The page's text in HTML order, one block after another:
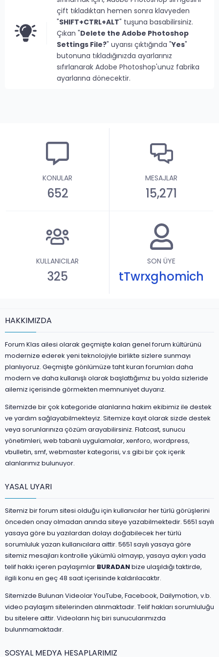
çift tıkladıktan hemen sonra klavyeden
"SHIFT+CTRL+ALT" tuşuna basabilirsiniz.
Çıkan "Delete the Adobe Photoshop
Settings File?" uyarısı çıktığında "Yes"
butonuna tıkladığınızda ayarlarınız
sıfırlanarak Adobe Photoshop'unuz fabrika
ayarlarına dönecektir.
KONULAR
652
MESAJLAR
15,271
KULLANICILAR
325
SON ÜYE
tTwrxghomich
HAKKIMIZDA
Forum Klas ailesi olarak geçmişte kalan genel forum kültürünü
modernize ederek yeni teknolojiyle birlikte sizlere sunmayı
planlıyoruz. Geçmişte gönlümüze taht kuran forumları daha
modern ve daha kullanışlı olarak başlattığımız bu yolda sizleride
ailemiz içerisinde görmekten memnuniyet duyarız.
Sitemizde bir çok kategoride alanlarına hakim ekibimiz ile destek
ve yardım sağlayabilmekteyiz. Sitemize kayıt olarak sizde destek
veya sorunlarınıza çözüm arayabilirsiniz. Flatcast, sunucu
yönetimleri, web tabanlı uygulamalar, xenforo, wordpress,
vbulletin, smf, webmaster kategorisi, v.s gibi bir çok içerik
alanlarımız bulunuyor.
YASAL UYARI
Sitemiz bir forum sitesi olduğu için kullanıcılar her türlü görüşlerini
önceden onay olmadan anında siteye yazabilmektedir. 5651 sayılı
yasaya göre bu yazılardan dolayı doğabilecek her türlü
sorumluluk yazan kullanıcılara aittir. 5651 sayılı yasaya göre
sitemiz mesajları kontrolle yükümlü olmayıp, yasaya aykırı yada
telif hakkı içeren paylaşımlar BURADANbize ulaşıldığı taktirde,
ilgili konu en geç 48 saat içerisinde kaldırılacaktır.
Sitemizde Bulunan Videolar YouTube, Facebook, Dailymotion, v.b.
video paylaşım sitelerinden alınmaktadır. Telif hakları sorumluluğu
bu sitelere aittir. Videoların hiç biri sunucularımızda
bulunmamaktadır.
SOSYAL MEDYA HESAPLARIMIZ